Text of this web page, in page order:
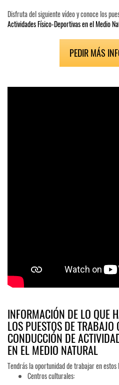
Disfruta del siguiente vídeo y conoce los
Actividades Físico-Deportivas en el Medio
PEDIR MÁS
INFORMACIÓN DE LO QUE
LOS PUESTOS DE TRABAJO
CONDUCCIÓN DE
EN EL MEDIO NATURAL
Tendrás la oportunidad de trabajar en estos
Centros culturales: